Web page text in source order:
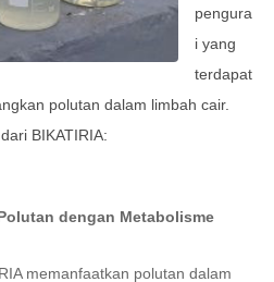
pengura
i yang
terdapat
polutan dalam limbah cair.
BIKATIRIA:
dengan Metabolisme
memanfaatkan polutan dalam